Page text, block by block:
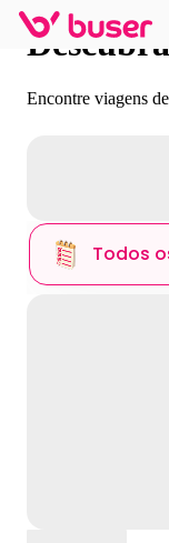
Encontre viagens
Todos